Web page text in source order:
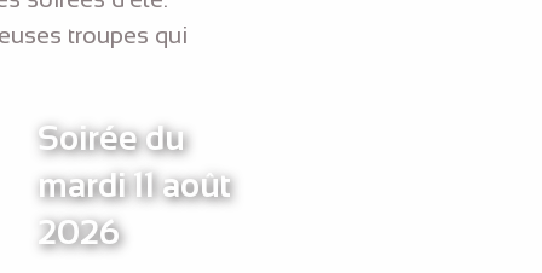
troupes qui
Soirée du
mardi 11 août
2026